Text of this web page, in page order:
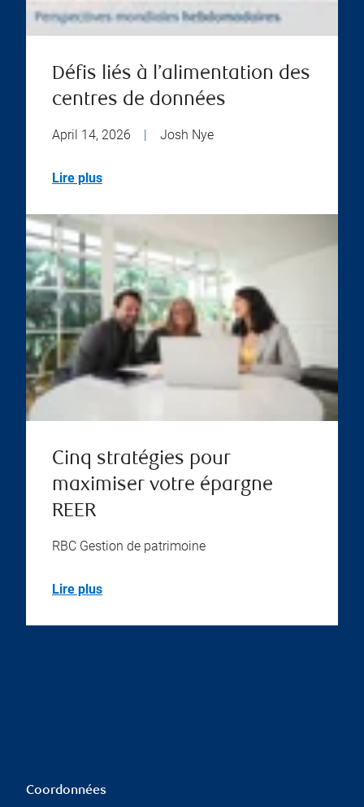
Défis liés à l’alimentation des
centres de données
April 14, 2026 Josh Nye
Lire plus
Cinq stratégies pour
maximiser votre épargne
REER
RBC Gestion de patrimoine
Lire plus
Coordonnées